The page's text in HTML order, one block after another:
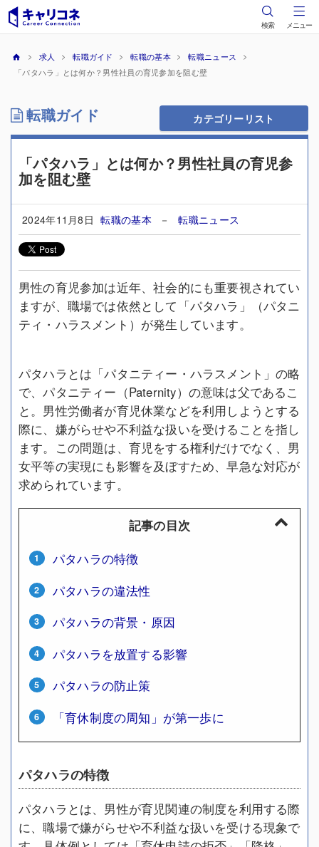
検索 メニュー
求人 転職ガイド 転職の基本
転職ニュース
「パタハラ」とは何か？男性社員の育児参加を阻む壁
転職ガイド カテゴリーリスト
「パタハラ」とは何か？男性社員の育児参
加を阻む壁
2024年11月8日 転職の基本 －転職ニュース
男性の育児参加は近年、社会的にも重要視されてい
ますが、職場では依然として「パタハラ」（パタニ
ティ・ハラスメント）が発生しています。
パタハラとは「パタニティー・ハラスメント」の略
で、パタニティー（Paternity）の意味は父であるこ
と。男性労働者が育児休業などを利用しようとする
際に、嫌がらせや不利益な扱いを受けることを指し
ます。この問題は、育児をする権利だけでなく、男
女平等の実現にも影響を及ぼすため、早急な対応が
求められています。
記事の目次
パタハラの特徴
パタハラの違法性
パタハラの背景・原因
パタハラを放置する影響
パタハラの防止策
「育休制度の周知」が第一歩に
パタハラの特徴
パタハラとは、男性が育児関連の制度を利用する際
に、職場で嫌がらせや不利益な扱いを受ける現象で